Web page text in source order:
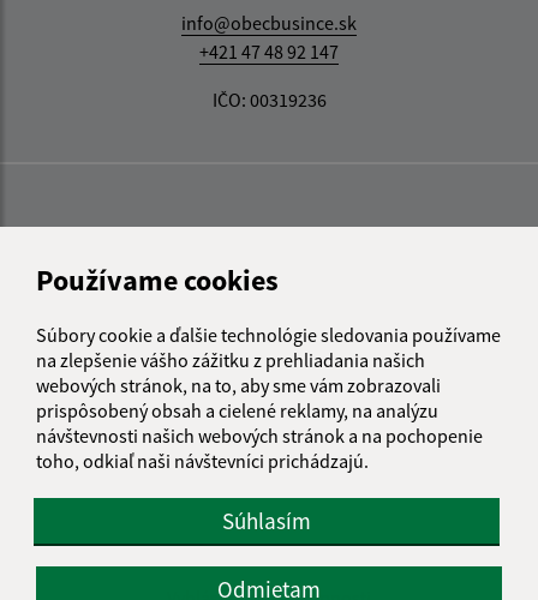
Používame cookies
Súbory cookie a ďalšie technológie sledovania používame
na zlepšenie vášho zážitku z prehliadania našich
webových stránok, na to, aby sme vám zobrazovali
prispôsobený obsah a cielené reklamy, na analýzu
návštevnosti našich webových stránok a na pochopenie
toho, odkiaľ naši návštevníci prichádzajú.
Súhlasím
Odmietam
info@obecbusince.sk
+421 47 48 92 147
IČO: 00319236
Informácie o stránke: